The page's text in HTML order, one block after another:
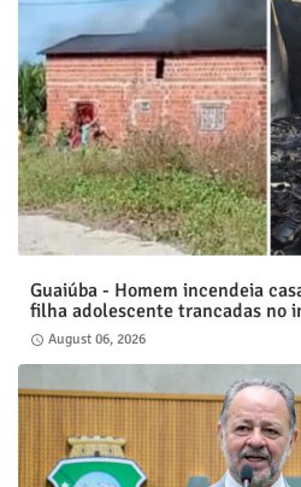
Guaiúba - Homem incendeia
filha adolescente trancadas no
August 06, 2026